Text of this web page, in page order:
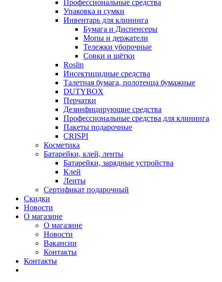
Профессиональные средства
Упаковка и сумки
Инвентарь для клининга
Бумага и Диспенсеры
Мопы и держатели
Тележки уборочные
Совки и щётки
Roslin
Инсектицидные средства
Талетная бумага, полотенца бумажные
DUTYBOX
Перчатки
Дезинфицирующие средства
Профессиональные средства для клининга
Пакеты подарочные
CRISPI
Косметика
Батарейки, клей, ленты
Батарейки, зарядные устройства
Клей
Ленты
Сертификат подарочный
Скидки
Новости
О магазине
О магазине
Новости
Вакансии
Контакты
Контакты